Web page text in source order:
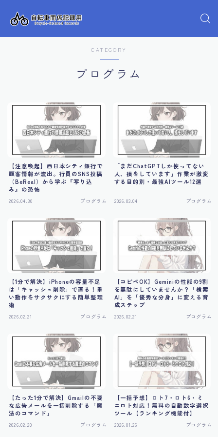
CATEGORY
プログラム
【注意喚起】西日本シティ銀行で
顧客情報が流出。行員のSNS投稿
（BeReal）から学ぶ『写り込
み』の恐怖
2026.04.30 プログラム
「まだChatGPTしか使ってない
人、損をしています」作業が激変
する目的別・最強AIツール12選
2026.03.04 プログラム
【1分で解決】iPhoneの容量不足
は「キャッシュ削除」で直る！重
い動作をサクサクにする簡単整理
術
2026.02.21 プログラム
【コピペOK】Geminiの性能の9割
を無駄にしていませんか？「検索
AI」を「優秀な分身」に変える育
成ステップ
2026.02.21 プログラム
【たった1分で解決】Gmailの不要
な広告メールを一括削除する「魔
法のコマンド」
2026.02.20 プログラム
【一括予想】ロト7・ロト6・ミ
ニロト対応！無料の自動数字選択
ツール【ランキング機能付】
2026.01.26 プログラム